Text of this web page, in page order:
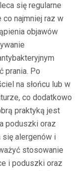
się regularne
najmniej raz w
objawów
prania. Po
na słońcu lub w
co dodatkowo
praktyką jest
poduszki oraz
się alergenów i
stosowanie
i poduszki oraz